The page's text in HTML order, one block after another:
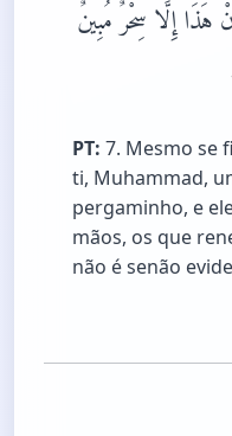
هَذَا إِلَّا سِحْرٌ مُبِينٌ
PT: 7. Mesmo se
ti, Muhammad,
pergaminho, e
mãos, os que
não é senão